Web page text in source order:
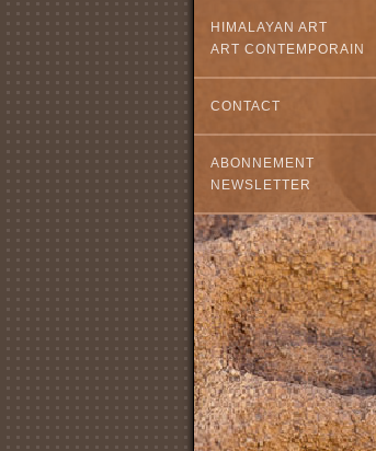
HIMALAYAN ART
ART CONTEMPORAIN
CONTACT
ABONNEMENT
NEWSLETTER